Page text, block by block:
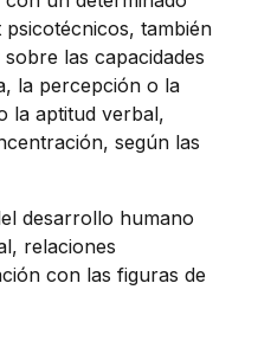
también
las capacidades
la percepción o la
la aptitud verbal,
según las
desarrollo humano
relaciones
con las figuras de